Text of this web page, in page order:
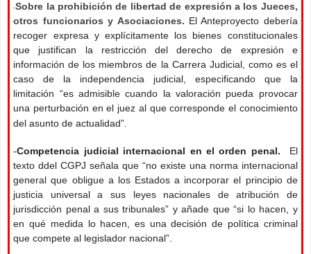
-Sobre la prohibición de libertad de expresión a los Jueces,
otros funcionarios y Asociaciones. El Anteproyecto debería
recoger expresa y explícitamente los bienes constitucionales
que justifican la restricción del derecho de expresión e
información de los miembros de la Carrera Judicial, como es el
caso de la independencia judicial, especificando que la
limitación “es admisible cuando la valoración pueda provocar
una perturbación en el juez al que corresponde el conocimiento
del asunto de actualidad”.
-Competencia judicial internacional en el orden penal. El
texto ddel CGPJ señala que “no existe una norma internacional
general que obligue a los Estados a incorporar el principio de
justicia universal a sus leyes nacionales de atribución de
jurisdicción penal a sus tribunales” y añade que “si lo hacen, y
en qué medida lo hacen, es una decisión de política criminal
que compete al legislador nacional”.